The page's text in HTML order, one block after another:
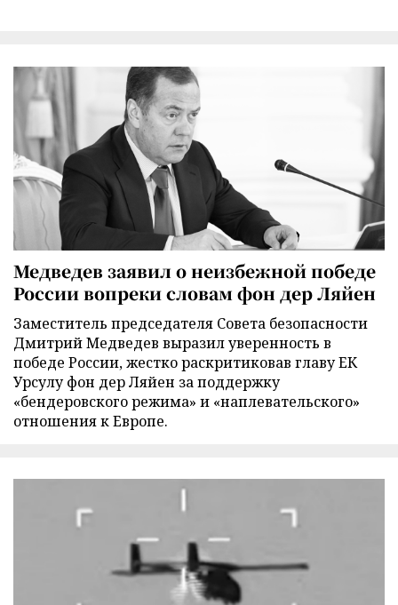
Медведев заявил о неизбежной победе
России вопреки словам фон дер Ляйен
Заместитель председателя Совета безопасности
Дмитрий Медведев выразил уверенность в
победе России, жестко раскритиковав главу ЕК
Урсулу фон дер Ляйен за поддержку
«бендеровского режима» и «наплевательского»
отношения к Европе.